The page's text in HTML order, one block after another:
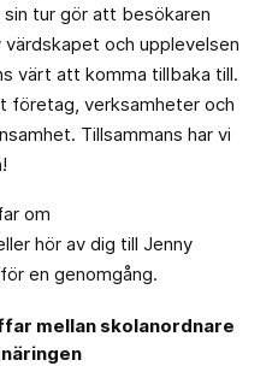
tur gör att besökaren
och upplevelsen
värt att komma tillbaka till.
företag, verksamheter och
Tillsammans har vi
om
hör av dig till Jenny
en genomgång.
mellan skolanordnare